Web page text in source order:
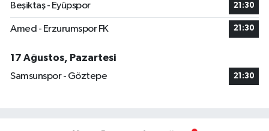
Beşiktaş - Eyüpspor 21:30
Amed - Erzurumspor FK 21:30
17 Ağustos, Pazartesi
Samsunspor - Göztepe
21:30